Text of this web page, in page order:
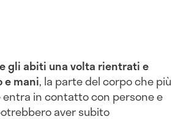
gli abiti una volta rientrati e
e mani, la parte del corpo che più
in contatto con persone e
aver subito